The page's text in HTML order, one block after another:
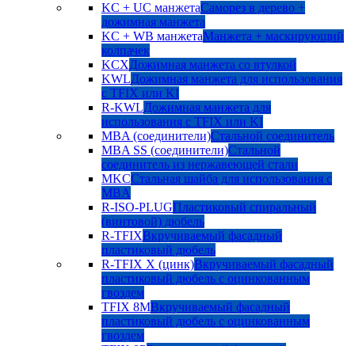
KC + UC манжетаСаморез в дерево +
дожимная манжета
KC + WB манжетаМанжета + маскирующий
колпачек
KCXДожимная манжета со втулкой
KWLДожимная манжета для использования
с TFIX или KI
R-KWLДожимная манжета для
использования с TFIX или KI
MBA (соединители)Стальной соединитель
MBA SS (соединители)Стальной
соединитель из нержавеющей стали
MKCСтальная шайба для использования с
MBA
R-ISO-PLUGПластиковый спиральный
(винтовой) дюбель
R-TFIXВкручиваемый фасадный
пластиковый дюбель
R-TFIX X (цинк)Вкручиваемый фасадный
пластиковый дюбель с оцинкованным
гвоздем
TFIX 8MВкручиваемый фасадный
пластиковый дюбель с оцинкованным
гвоздем